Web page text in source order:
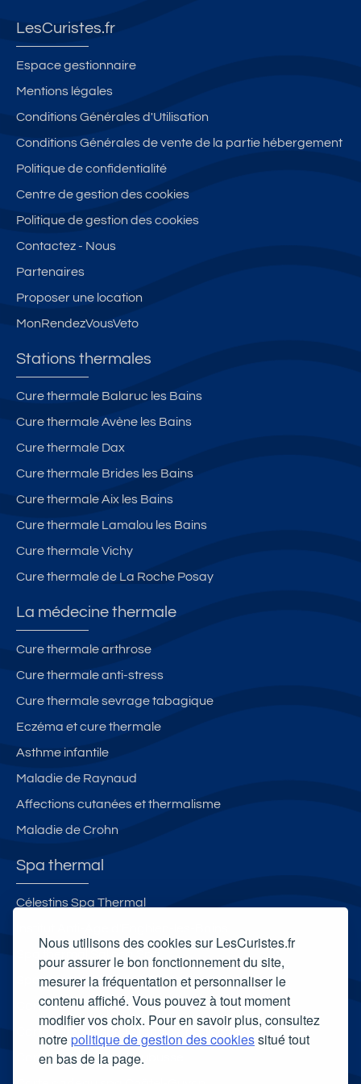
Nous utilisons des cookies sur LesCuristes.fr
pour assurer le bon fonctionnement du site,
mesurer la fréquentation et personnaliser le
contenu affiché. Vous pouvez à tout moment
modifier vos choix. Pour en savoir plus, consultez
notrepolitique de gestion des cookiessitué tout
en bas de la page.
LesCuristes.fr
Espace gestionnaire
Mentions légales
Conditions Générales d'Utilisation
Conditions Générales de vente de la partie hébergement
Politique de confidentialité
Centre de gestion des cookies
Politique de gestion des cookies
Contactez - Nous
Partenaires
Proposer une location
MonRendezVousVeto
Stations thermales
Cure thermale Balaruc les Bains
Cure thermale Avène les Bains
Cure thermale Dax
Cure thermale Brides les Bains
Cure thermale Aix les Bains
Cure thermale Lamalou les Bains
Cure thermale Vichy
Cure thermale de La Roche Posay
La médecine thermale
Cure thermale arthrose
Cure thermale anti-stress
Cure thermale sevrage tabagique
Eczéma et cure thermale
Asthme infantile
Maladie de Raynaud
Affections cutanées et thermalisme
Maladie de Crohn
Spa thermal
Célestins Spa Thermal
Spa thermal Sourcéo - Thermes Adour
Carte cadeau spa Vichy
Carte cadeau spa Bagnoles-de-l'Orne
Carte cadeau spa Saubusse